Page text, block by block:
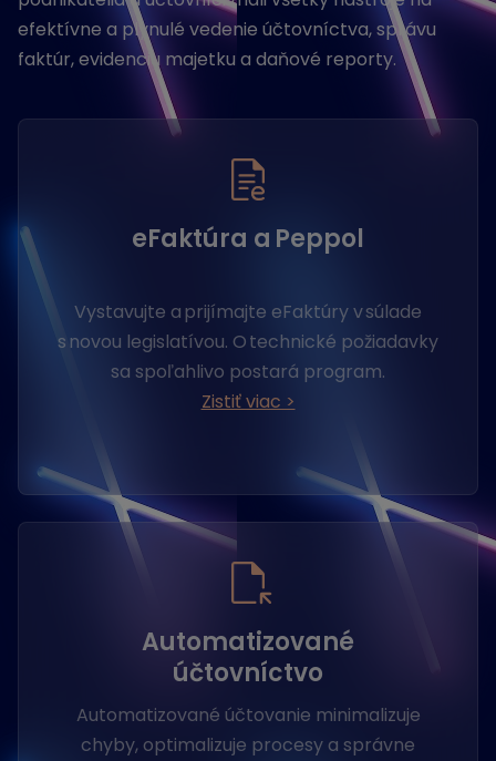
efektívne a plynulé vedenie účtovníctva, správu
faktúr, evidenciu majetku a daňové reporty.
eFaktúra a Peppol
Vystavujte a prijímajte eFaktúry v súlade
s novou legislatívou. O technické požiadavky
sa spoľahlivo postará program.
Zistiť viac >
Automatizované
účtovníctvo
Automatizované účtovanie minimalizuje
chyby, optimalizuje procesy a správne